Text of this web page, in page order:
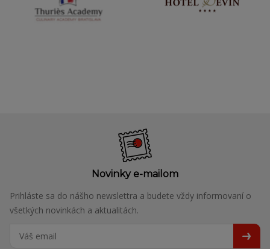
Novinky e-mailom
Prihláste sa do nášho newslettra a budete vždy informovaní o
všetkých novinkách a aktualitách.